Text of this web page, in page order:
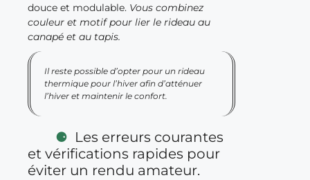
douce et modulable. Vous combinez
couleur et motif pour lier le rideau au
canapé et au tapis.
Il reste possible d’opter pour un rideau
thermique pour l’hiver afin d’atténuer
l’hiver et maintenir le confort.
Les erreurs courantes
et vérifications rapides pour
éviter un rendu amateur.